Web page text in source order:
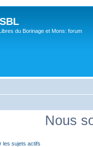
du Borinage et Mons: forum
Nous
les sujets actifs